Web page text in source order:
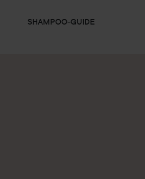
SHAMPOO-GUIDE